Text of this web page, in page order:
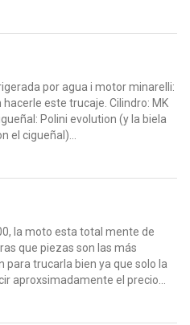
por agua i motor minarelli:
este trucaje. Cilindro: MK
Polini evolution (y la biela
el cigueñal)...
la moto esta total mente de
que piezas son las más
para trucarla bien ya que solo la
aproxsimadamente el precio...